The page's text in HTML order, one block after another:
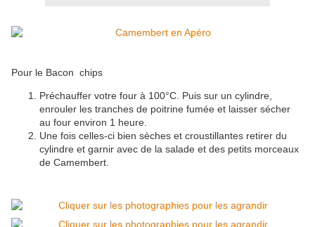
Pour le Bacon chips
Préchauffer votre four à 100°C. Puis sur un cylindre,
enrouler les tranches de poitrine fumée et laisser sécher
au four environ 1 heure.
Une fois celles-ci bien sèches et croustillantes retirer du
cylindre et garnir avec de la salade et des petits morceaux
de Camembert.